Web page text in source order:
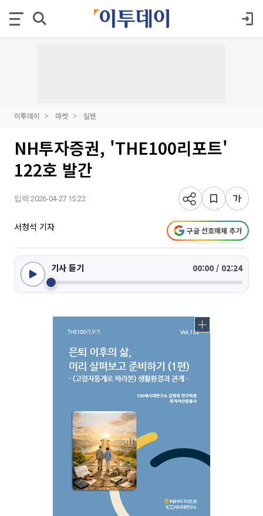
이투데이 마켓 일반
NH투자증권, 'THE100리포트'
122호 발간
입력 2026-04-27 15:22
서청석 기자 구글 선호매체 추가
기사 듣기 00:00 / 02:24